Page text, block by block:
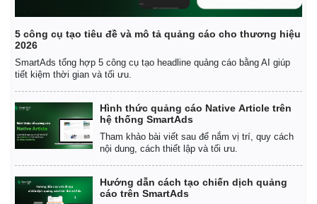
5 công cụ tạo tiêu đề và mô tả quảng cáo cho thương hiệu
2026
SmartAds tổng hợp 5 công cụ tạo headline quảng cáo bằng AI giúp
tiết kiệm thời gian và tối ưu.
Hình thức quảng cáo Native Article trên
hệ thống SmartAds
Tham khảo bài viết sau để nắm vị trí, quy cách
nội dung, cách thiết lập và tối ưu.
Hướng dẫn cách tạo chiến dịch quảng
cáo trên SmartAds